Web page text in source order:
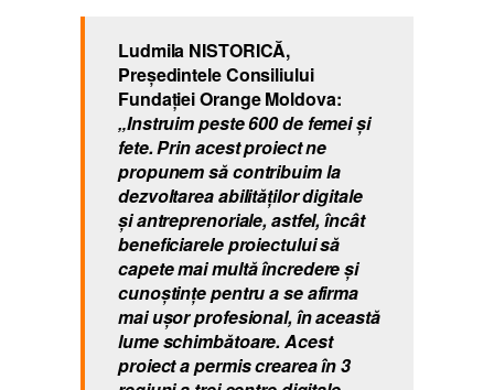
Ludmila NISTORICĂ,
Președintele Consiliului
Fundației Orange Moldova:
„Instruim peste 600 de femei şi
fete. Prin acest proiect ne
propunem să contribuim la
dezvoltarea abilităţilor digitale
şi antreprenoriale, astfel, încât
beneficiarele proiectului să
capete mai multă încredere şi
cunoştinţe pentru a se afirma
mai uşor profesional, în această
lume schimbătoare. Acest
proiect a permis crearea în 3